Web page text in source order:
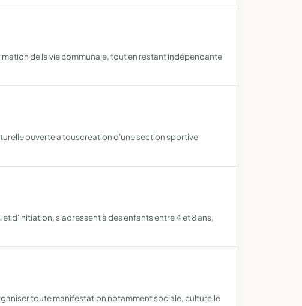
de la vie communale, tout en restant indépendante
ouverte a touscreation d'une section sportive
d'initiation, s'adressent à des enfants entre 4 et 8 ans,
toute manifestation notamment sociale, culturelle